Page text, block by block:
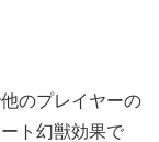
のプレイヤーの
ト幻獣効果で